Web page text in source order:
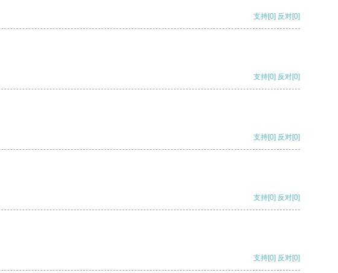
支持[0] 反对[0]
支持[0] 反对[0]
支持[0] 反对[0]
支持[0] 反对[0]
支持[0] 反对[0]